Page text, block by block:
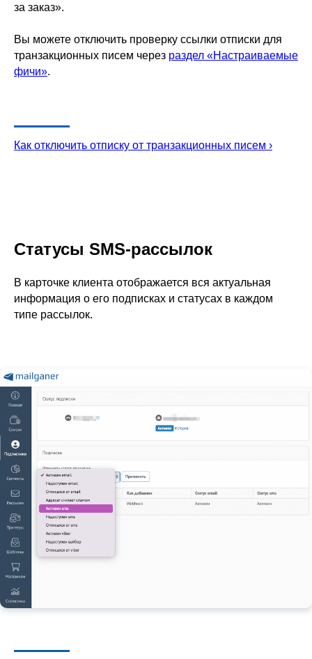
за заказ».
Вы можете отключить проверку ссылки отписки для
транзакционных писем через раздел «Настраиваемые
фичи».
Как отключить отписку от транзакционных писем ›
Статусы SMS-рассылок
В карточке клиента отображается вся актуальная
информация о его подписках и статусах в каждом
типе рассылок.